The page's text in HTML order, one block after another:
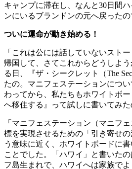
キャンプに滞在し、なんと30日間
ンにいるブランドンの元へ戻ったの
ついに運命が動き始める！
「これは公には話していないスト
帰国して、さてこれからどうしよ
る日、『ザ・シークレット（The
たの。マニフェステーションにつ
わってから、私たちもホワイトボ
へ移住する』って試しに書いてみた
「マニフェステーション（マニフ
標を実現させるための「引き寄せ
う意味に近く、ホワイトボードに
ことでした。「ハワイ」と書いた
フ島生まれで、ハワイへは家族で